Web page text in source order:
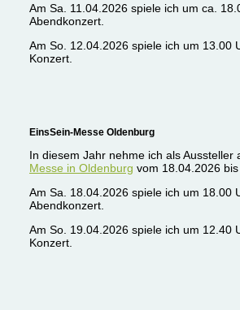
Am Sa. 11.04.2026 spiele ich um ca.
Abendkonzert.
Am So. 12.04.2026 spiele ich um 13.00
Konzert.
EinsSein-Messe Oldenburg
In diesem Jahr nehme ich als Aussteller
Messe in Oldenburg vom 18.04.2026
Am Sa. 18.04.2026 spiele ich um 18.00
Abendkonzert.
Am So. 19.04.2026 spiele ich um 12.40
Konzert.